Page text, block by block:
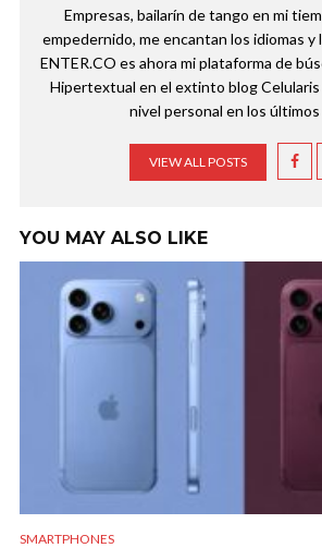
Empresas, bailarín de tango en mi
empedernido, me encantan los idiomas y
ENTER.CO es ahora mi plataforma de
Hipertextual en el extinto blog Celularis
nivel personal en los últimos
VIEW ALL POSTS
YOU MAY ALSO LIKE
SMARTPHONES